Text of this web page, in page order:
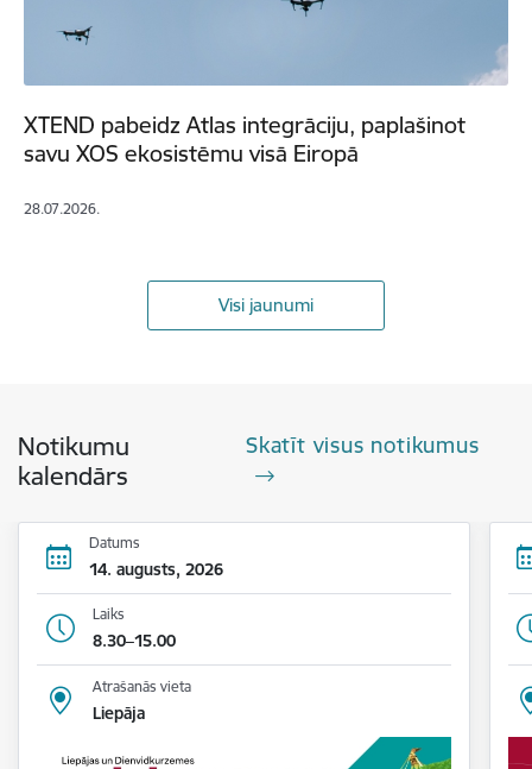
XTEND pabeidz Atlas integrāciju, paplašinot
savu XOS ekosistēmu visā Eiropā
28.07.2026.
Visi jaunumi
Notikumu
kalendārs
Skatīt visus notikumus
Datums
14. augusts, 2026
Laiks
8.30–15.00
Atrašanās vieta
Liepāja